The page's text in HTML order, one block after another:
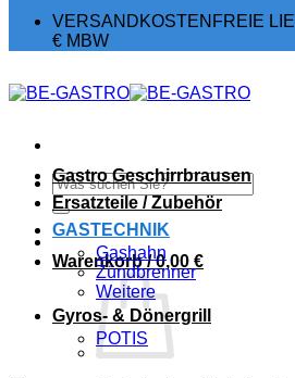
VERSANDKOSTENFREIE
€ MBW
Suchen
nach:
Warenkorb /0,00 €
Gastro Geschirrbrausen
Ersatzteile / Zubehör
GASTECHNIK
Gashahn
Zündbrenner
Weitere
Gyros- & Dönergrill
POTIS